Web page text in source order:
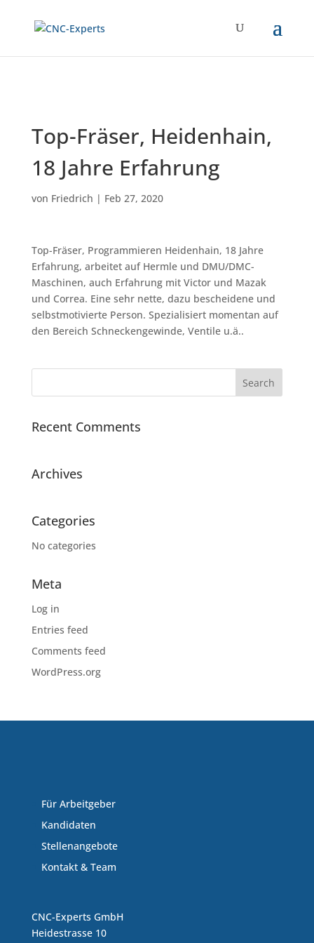
Top-Fräser, Heidenhain,
18 Jahre Erfahrung
von Friedrich | Feb 27, 2020
Top-Fräser, Programmieren Heidenhain, 18 Jahre
Erfahrung, arbeitet auf Hermle und DMU/DMC-
Maschinen, auch Erfahrung mit Victor und Mazak
und Correa. Eine sehr nette, dazu bescheidene und
selbstmotivierte Person. Spezialisiert momentan auf
den Bereich Schneckengewinde, Ventile u.ä..
Recent Comments
Archives
Categories
No categories
Meta
Log in
Entries feed
Comments feed
WordPress.org
Für Arbeitgeber
Kandidaten
Stellenangebote
Kontakt & Team
CNC-Experts GmbH
Heidestrasse 10